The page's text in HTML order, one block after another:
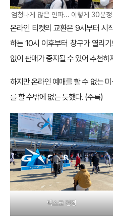
엄청나게 많은 인파… 이렇게 30분
온라인 티켓의 교환은 9시부터 시
하는 10시 이후부터 창구가 열리
없이 판매가 중지될 수 있어 추천하
하지만 온라인 예매를 할 수 없는
를 할 수밖에 없는 듯했다. (주룩)
벡스코 전경